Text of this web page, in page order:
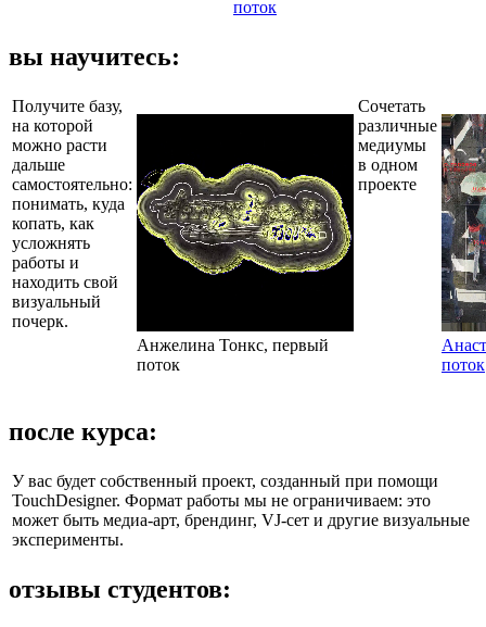
поток
вы научитесь:
Получите базу,
на которой
можно расти
дальше
самостоятельно:
понимать, куда
копать, как
усложнять
работы и
находить свой
визуальный
почерк.
Анжелина Тонкс, первый
поток
Сочетать
различные
медиумы
в одном
проекте
поток
после курса:
У вас будет собственный проект, созданный при помощи
TouchDesigner. Формат работы мы не ограничиваем: это
может быть медиа-арт, брендинг, VJ-сет и другие визуальные
эксперименты.
отзывы студентов: